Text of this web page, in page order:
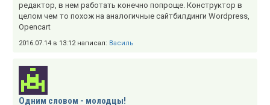
редактор, в нем работать конечно попроще. Конструктор в
целом чем то похож на аналогичные сайтбилдинги Wordpress,
Opencart
2016.07.14 в 13:12 написал: Василь
Одним словом - молодцы!